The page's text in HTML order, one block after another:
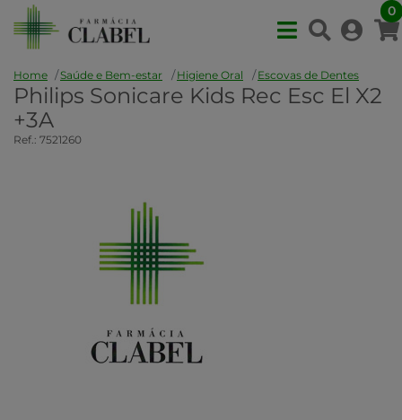
0
Home Saúde e Bem-estar Higiene Oral Escovas de Dentes
Philips Sonicare Kids Rec Esc El X2
+3A
Ref.: 7521260